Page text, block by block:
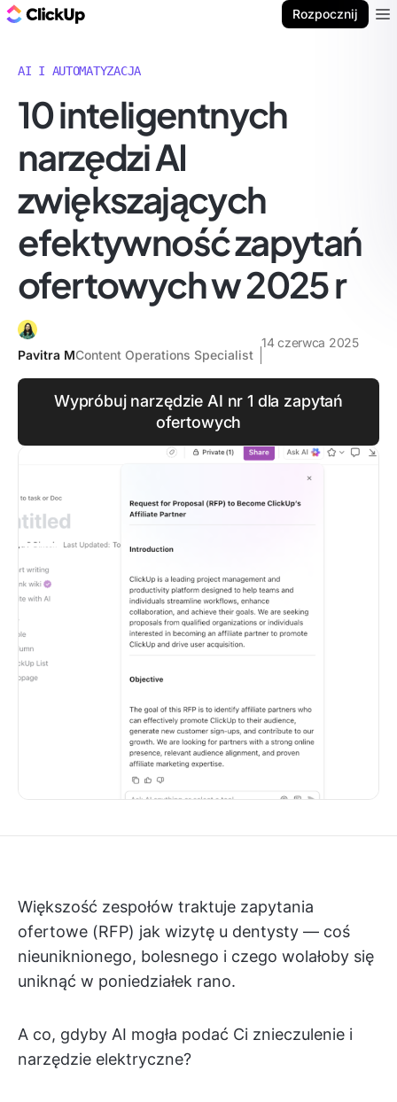
Rozpocznij
AI I AUTOMATYZACJA
10 inteligentnych
narzędzi AI
zwiększających
efektywność zapytań
ofertowych w 2025 r
Pavitra MContent Operations Specialist
14 czerwca 2025
Wypróbuj narzędzie AI nr 1 dla zapytań
ofertowych
Większość zespołów traktuje zapytania
ofertowe (RFP) jak wizytę u dentysty — coś
nieuniknionego, bolesnego i czego wolałoby się
uniknąć w poniedziałek rano.
A co, gdyby AI mogła podać Ci znieczulenie i
narzędzie elektryczne?